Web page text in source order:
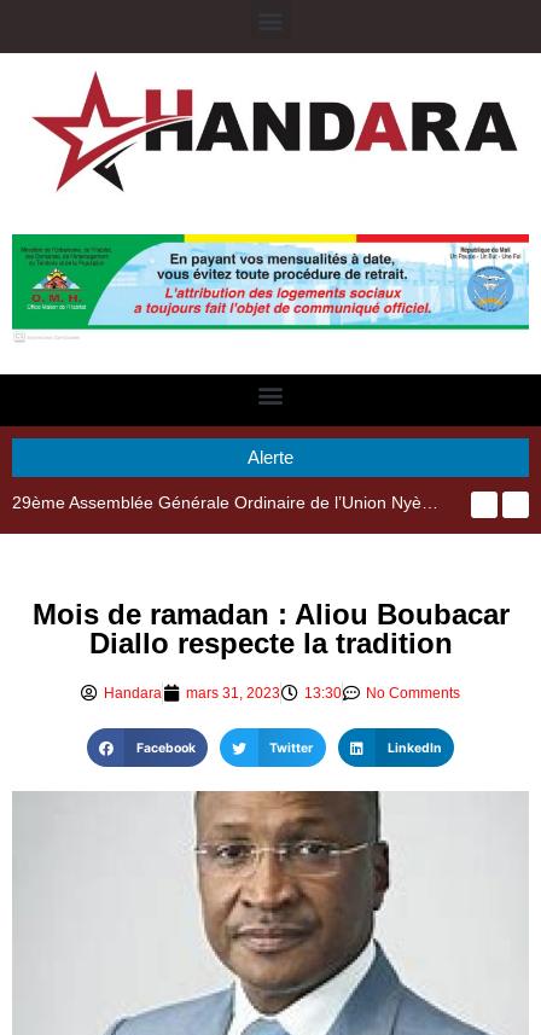
Alerte
29ème Assemblée Générale Ordinaire de l’Union Nyèsigiso : L’encours total des dépôts des membres passé de 18 milliards en 2024 à 21 milliards en 2025
Mois de ramadan : Aliou Boubacar
Diallo respecte la tradition
Handara mars 31, 2023 13:30 No Comments
Facebook Twitter LinkedIn